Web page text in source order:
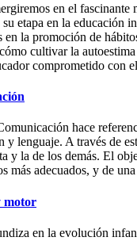
en el
etapa en la educación
la promoción de
cultivar la
comprometido con
hace
y lenguaje. A través de
y la de los demás. El
más adecuados, y de
motor
en la evolución